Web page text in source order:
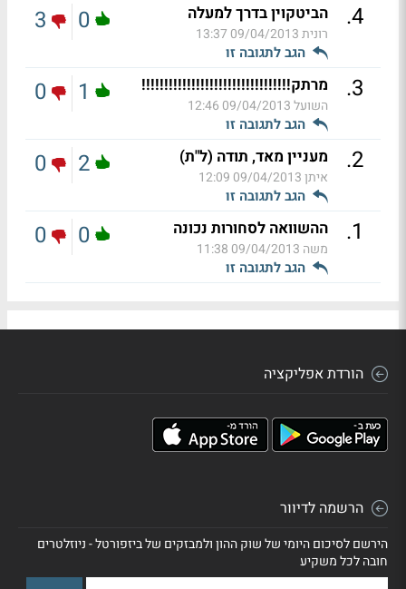
4
. הביטקוין בדרך למעלה
רונית09/04/2013 13:37
הגב לתגובה זו
0
3
3
. מרתק!!!!!!!!!!!!!!!!!!!!!!!!!!!!!!!!!
השועל09/04/2013 12:46
הגב לתגובה זו
1
0
2
. מעניין מאד, תודה (ל"ת)
איתן09/04/2013 12:09
הגב לתגובה זו
2
0
1
. ההשוואה לסחורות נכונה
משה 09/04/2013 11:38
הגב לתגובה זו
0
0
הורדת אפליקציה
הרשמה לדיוור
הירשם לסיכום היומי של שוק ההון ולמבזקים של ביזפורטל - ניוזלטרים
חובה לכל משקיע